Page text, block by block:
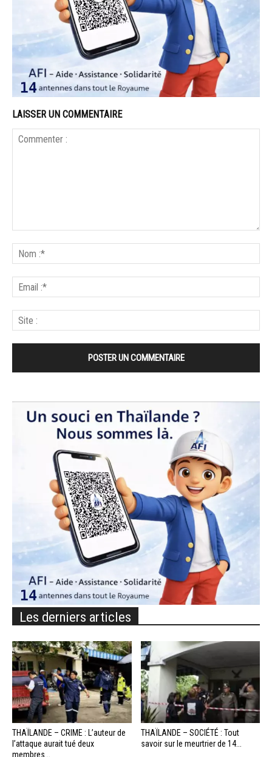
LAISSER UN COMMENTAIRE
Les derniers articles
THAÏLANDE – CRIME : L’auteur de
l’attaque aurait tué deux
membres...
THAÏLANDE – SOCIÉTÉ : Tout
savoir sur le meurtrier de 14...